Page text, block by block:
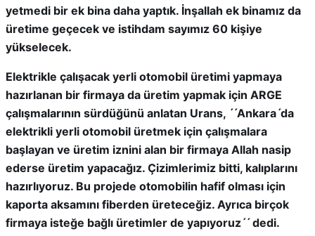
yetmedi bir ek bina daha yaptık. İnşallah ek binamız da
üretime geçecek ve istihdam sayımız 60 kişiye
yükselecek.
Elektrikle çalışacak yerli otomobil üretimi yapmaya
hazırlanan bir firmaya da üretim yapmak için ARGE
çalışmalarının sürdüğünü anlatan Urans, ˊˊAnkaraˊda
elektrikli yerli otomobil üretmek için çalışmalara
başlayan ve üretim iznini alan bir firmaya Allah nasip
ederse üretim yapacağız. Çizimlerimiz bitti, kalıplarını
hazırlıyoruz. Bu projede otomobilin hafif olması için
kaporta aksamını fiberden üreteceğiz. Ayrıca birçok
firmaya isteğe bağlı üretimler de yapıyoruzˊˊ dedi.